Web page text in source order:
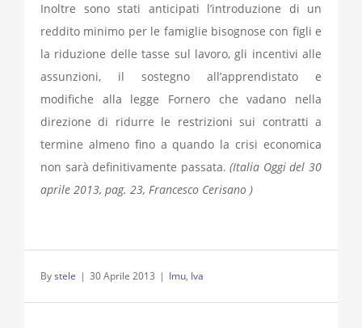
Inoltre sono stati anticipati l’introduzione di un
reddito minimo per le famiglie bisognose con figli e
la riduzione delle tasse sul lavoro, gli incentivi alle
assunzioni, il sostegno all’apprendistato e
modifiche alla legge Fornero che vadano nella
direzione di ridurre le restrizioni sui contratti a
termine almeno fino a quando la crisi economica
non sarà definitivamente passata.(Italia Oggi del 30
aprile 2013, pag. 23, Francesco Cerisano )
Bystele | 30 Aprile 2013 | Imu, Iva